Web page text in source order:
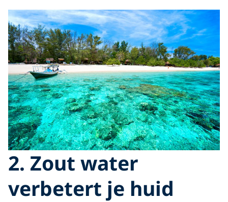
2. Zout water
verbetert je huid